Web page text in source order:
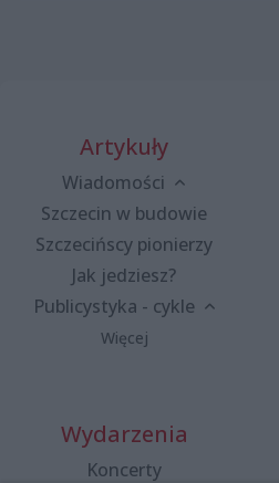
Artykuły
Wiadomości
Szczecin w budowie
Szczecińscy pionierzy
Jak jedziesz?
Publicystyka - cykle
Więcej
Wydarzenia
Koncerty